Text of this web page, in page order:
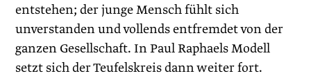
entstehen; der junge Mensch fühlt sich
unverstanden und vollends entfremdet von der
ganzen Gesellschaft. In Paul Raphaels Modell
setzt sich der Teufelskreis dann weiter fort.